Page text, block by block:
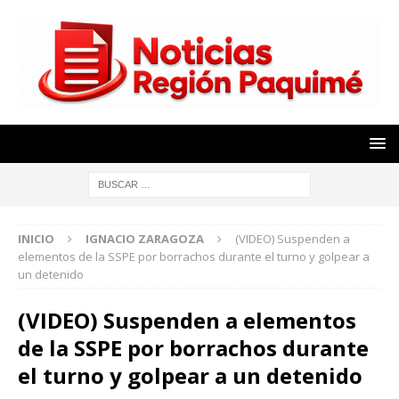
INICIO IGNACIO ZARAGOZA
(VIDEO) Suspenden a
elementos de la SSPE por borrachos durante el turno y golpear a
un detenido
(VIDEO) Suspenden a elementos
de la SSPE por borrachos durante
el turno y golpear a un detenido